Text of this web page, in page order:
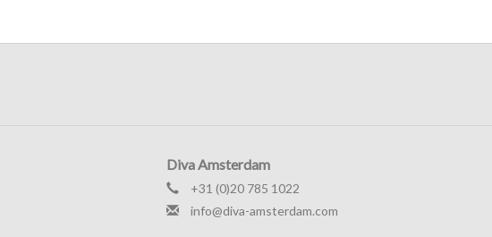
Diva Amsterdam
+31 (0)20 785 1022
info@diva-amsterdam.com